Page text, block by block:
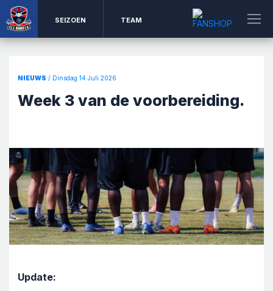
SEIZOEN TEAM
NIEUWS / Dinsdag 14 Juli 2026
Week 3 van de voorbereiding.
Update: